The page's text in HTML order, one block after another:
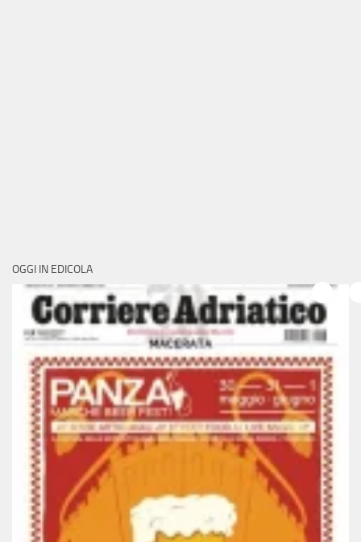
OGGI IN EDICOLA